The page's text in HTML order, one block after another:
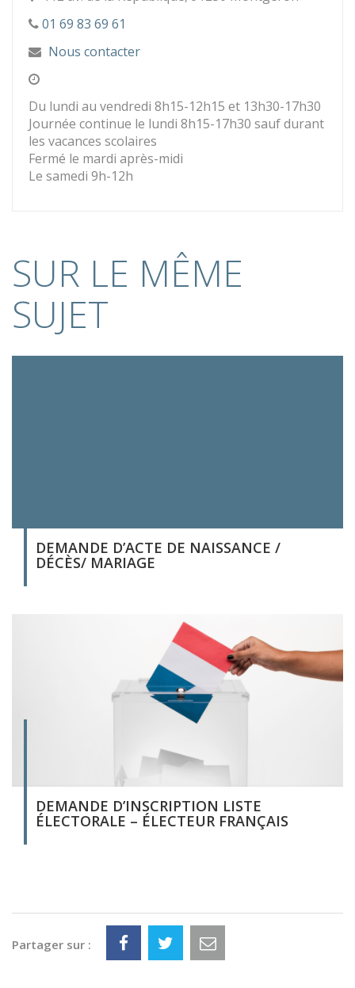
01 69 83 69 61
Nous contacter
Du lundi au vendredi 8h15-12h15 et 13h30-17h30
Journée continue le lundi 8h15-17h30 sauf durant
les vacances scolaires
Fermé le mardi après-midi
Le samedi 9h-12h
SUR LE MÊME
SUJET
DEMANDE D’ACTE DE NAISSANCE /
DÉCÈS/ MARIAGE
DEMANDE D’INSCRIPTION LISTE
ÉLECTORALE – ÉLECTEUR FRANÇAIS
Partager sur :